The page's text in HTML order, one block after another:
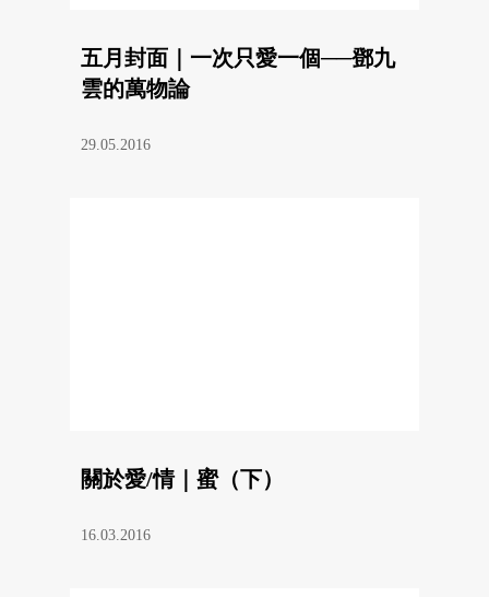
五月封面｜一次只愛一個──鄧九
雲的萬物論
29.05.2016
關於愛/情｜蜜（下）
16.03.2016